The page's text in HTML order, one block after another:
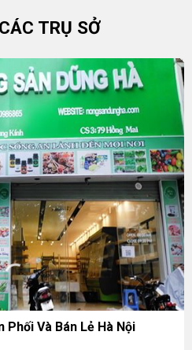
TRỤ SỞ
Phối Và Bán Lẻ Hà Nội